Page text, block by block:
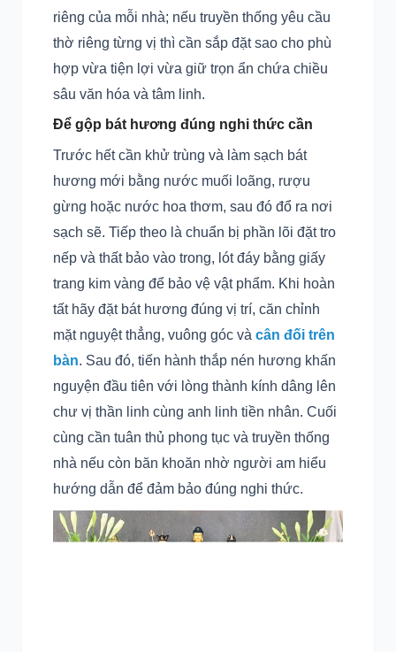
riêng của mỗi nhà; nếu truyền thống yêu cầu
thờ riêng từng vị thì cần sắp đặt sao cho phù
hợp vừa tiện lợi vừa giữ trọn ẩn chứa chiều
sâu văn hóa và tâm linh.
Để gộp bát hương đúng nghi thức cần
Trước hết cần khử trùng và làm sạch bát
hương mới bằng nước muối loãng, rượu
gừng hoặc nước hoa thơm, sau đó đổ ra nơi
sạch sẽ. Tiếp theo là chuẩn bị phần lõi đặt tro
nếp và thất bảo vào trong, lót đáy bằng giấy
trang kim vàng để bảo vệ vật phẩm. Khi hoàn
tất hãy đặt bát hương đúng vị trí, căn chỉnh
mặt nguyệt thẳng, vuông góc và cân đối trên
bàn. Sau đó, tiến hành thắp nén hương khấn
nguyện đầu tiên với lòng thành kính dâng lên
chư vị thần linh cùng anh linh tiền nhân. Cuối
cùng cần tuân thủ phong tục và truyền thống
nhà nếu còn băn khoăn nhờ người am hiểu
hướng dẫn để đảm bảo đúng nghi thức.